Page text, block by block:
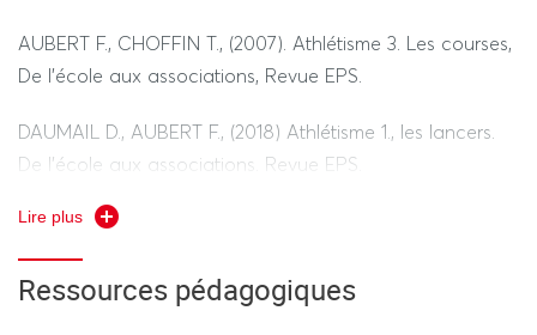
- Appliquer les règles des activités pour sécuriser et
organiser la pratique de manière autonome ;
- Elaborer des situations d’apprentissage adaptées
à différents publics.
AUBERT F., CHOFFIN T., (2007). Athlétisme 3. Les courses,
De l’école aux associations, Revue EPS.
DAUMAIL D., AUBERT F., (2018) Athlétisme 1., les lancers.
De l’école aux associations. Revue EPS.
KELLER J. (2023) ATHLÉTISME - Les Fondamentaux et les
Courses. Broche
KELLER J. (2024) ATHLÉTISME - Les sauts et les lancers.
Lire plus
Ressources pédagogiques